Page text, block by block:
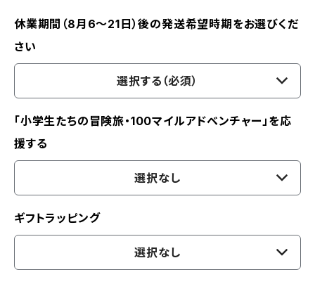
休業期間（8月6〜21日）後の発送希望時期をお選びくだ
さい
選択する（必須）
「小学生たちの冒険旅・100マイルアドベンチャー」を応
援する
選択なし
ギフトラッピング
選択なし